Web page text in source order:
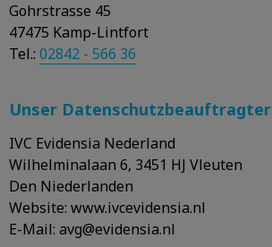
Gohrstrasse 45
47475 Kamp-Lintfort
Tel.: 02842 - 566 36
Unser Datenschutzbeauftragter
IVC Evidensia Nederland
Wilhelminalaan 6, 3451 HJ Vleuten
Den Niederlanden
Website: www.ivcevidensia.nl
E-Mail: avg@evidensia.nl